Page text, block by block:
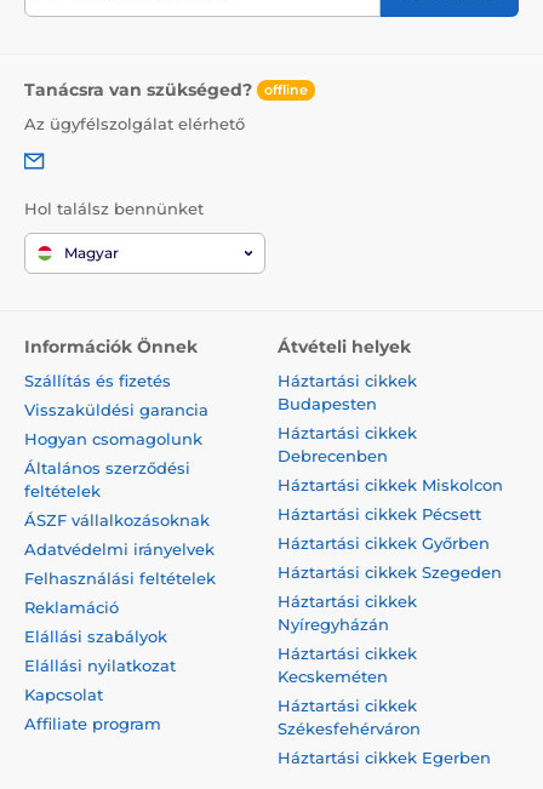
Tanácsra van szükséged? offline
Az ügyfélszolgálat elérhető
Hol találsz bennünket
Magyar
Információk Önnek
Szállítás és fizetés
Visszaküldési garancia
Hogyan csomagolunk
Általános szerződési
feltételek
ÁSZF vállalkozásoknak
Adatvédelmi irányelvek
Felhasználási feltételek
Reklamáció
Elállási szabályok
Elállási nyilatkozat
Kapcsolat
Affiliate program
Átvételi helyek
Háztartási cikkek
Budapesten
Háztartási cikkek
Debrecenben
Háztartási cikkek Miskolcon
Háztartási cikkek Pécsett
Háztartási cikkek Győrben
Háztartási cikkek Szegeden
Háztartási cikkek
Nyíregyházán
Háztartási cikkek
Kecskeméten
Háztartási cikkek
Székesfehérváron
Háztartási cikkek Egerben